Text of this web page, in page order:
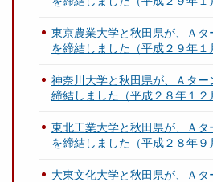
東京農業大学と秋田県が、Ａ
を締結しました（平成２９年１
神奈川大学と秋田県が、Ａタ
締結しました（平成２８年１２
東北工業大学と秋田県が、Ａ
を締結しました（平成２８年９
大東文化大学と秋田県が、Ａ